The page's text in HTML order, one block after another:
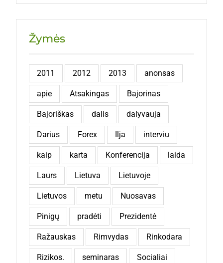
Žymės
2011 2012 2013 anonsas
apie Atsakingas Bajorinas
Bajoriškas dalis dalyvauja
Darius Forex Ilja interviu
kaip karta Konferencija laida
Laurs Lietuva Lietuvoje
Lietuvos metu Nuosavas
Pinigų pradėti Prezidentė
Ražauskas Rimvydas Rinkodara
Rizikos. seminaras Socialiai